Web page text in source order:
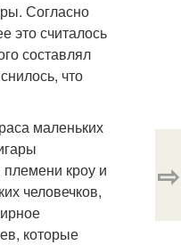
Согласно
это считалось
составлял
что
маленьких
кроу и
человечков,
которые
⇨